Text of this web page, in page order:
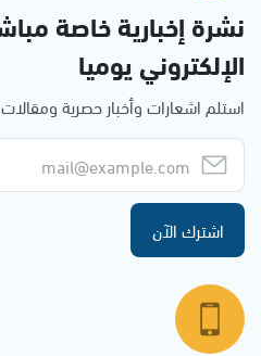
نشرة إخبارية خاصة
الإلكتروني يوميا
استلم اشعارات وأخبار حصرية
اشترك الآن